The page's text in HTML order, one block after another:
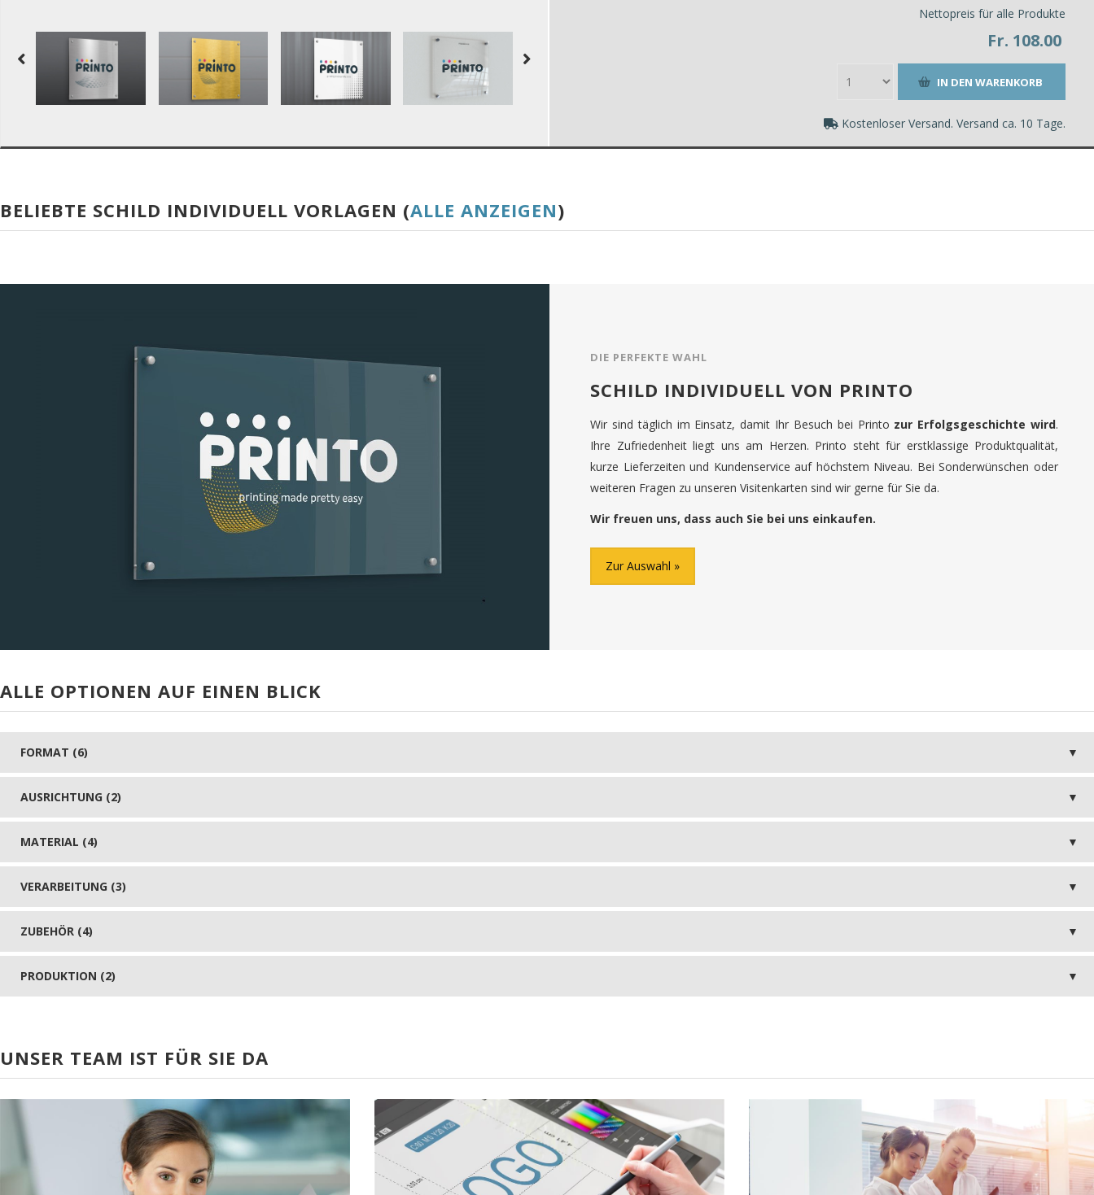
Nettopreis für alle Produkte
Fr. 108.00
Kostenloser Versand. Versand ca. 10 Tage.
BELIEBTE SCHILD INDIVIDUELL VORLAGEN (ALLE ANZEIGEN)
DIE PERFEKTE WAHL
SCHILD INDIVIDUELL VON PRINTO
Wir sind täglich im Einsatz, damit Ihr Besuch bei Printo zur Erfolgsgeschichte wird.
Ihre Zufriedenheit liegt uns am Herzen. Printo steht für erstklassige Produktqualität,
kurze Lieferzeiten und Kundenservice auf höchstem Niveau. Bei Sonderwünschen oder
weiteren Fragen zu unseren Visitenkarten sind wir gerne für Sie da.
Wir freuen uns, dass auch Sie bei uns einkaufen.
Zur Auswahl
ALLE OPTIONEN AUF EINEN BLICK
FORMAT (6)
AUSRICHTUNG (2)
MATERIAL (4)
VERARBEITUNG (3)
ZUBEHÖR (4)
PRODUKTION (2)
UNSER TEAM IST FÜR SIE DA